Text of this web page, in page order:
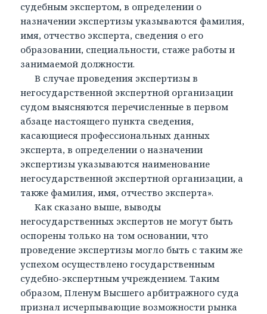
судебным экспертом, в определении о
назначении экспертизы указываются фамилия,
имя, отчество эксперта, сведения о его
образовании, специальности, стаже работы и
занимаемой должности.
В случае проведения экспертизы в
негосударственной экспертной организации
судом выясняются перечисленные в первом
абзаце настоящего пункта сведения,
касающиеся профессиональных данных
эксперта, в определении о назначении
экспертизы указываются наименование
негосударственной экспертной организации, а
также фамилия, имя, отчество эксперта».
Как сказано выше, выводы
негосударственных экспертов не могут быть
оспорены только на том основании, что
проведение экспертизы могло быть с таким же
успехом осуществлено государственным
судебно-экспертным учреждением. Таким
образом, Пленум Высшего арбитражного суда
признал исчерпывающие возможности рынка